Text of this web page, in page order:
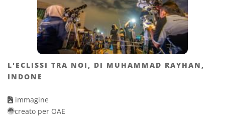
L'ECLISSI TRA NOI, DI MUHAMMAD RAYHAN,
INDONE
immagine
creato per OAE